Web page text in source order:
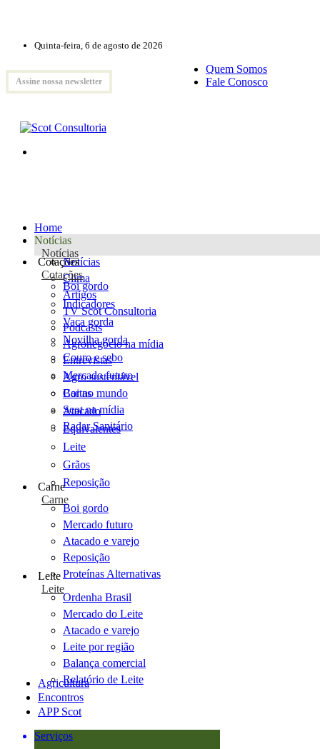
Quinta-feira, 6 de agosto de 2026
Assine nossa newsletter
Quem Somos
Fale Conosco
Home
Notícias
Notícias
Notícias
Clima
Artigos
TV Scot Consultoria
Podcasts
Agronegócio na mídia
Entrevistas
Agro sustentável
Cartas
Scot na mídia
Radar Sanitário
Cotações
Cotações
Boi gordo
Indicadores
Vaca gorda
Novilha gorda
Couro e sebo
Mercado futuro
Boi no mundo
Atacado
Equivalentes
Leite
Grãos
Reposição
Carne
Carne
Boi gordo
Mercado futuro
Atacado e varejo
Reposição
Proteínas Alternativas
Leite
Leite
Ordenha Brasil
Mercado do Leite
Atacado e varejo
Leite por região
Balança comercial
Relatório de Leite
Agricultura
Encontros
APP Scot
Serviços